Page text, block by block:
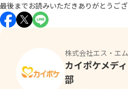
最後までお読みいただきありがとうござ
株式会社エス・エ
カイポケメデ
部